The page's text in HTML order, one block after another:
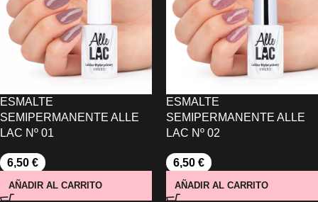
ESMALTE
SEMIPERMANENTE ALLE
LAC Nº 01
6,50 €
AÑADIR AL CARRITO
ESMALTE
SEMIPERMANENTE ALLE
LAC Nº 02
6,50 €
AÑADIR AL CARRITO